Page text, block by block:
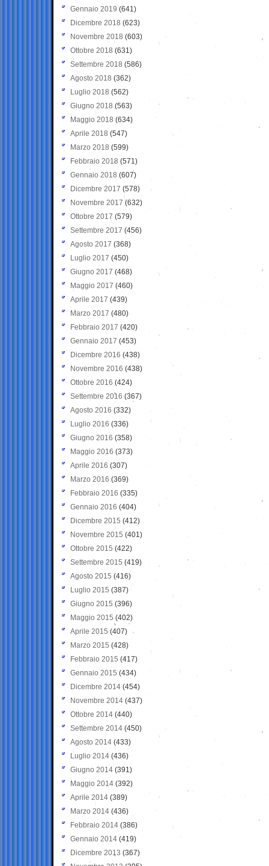
Gennaio 2019 (641)
Dicembre 2018 (623)
Novembre 2018 (603)
Ottobre 2018 (631)
Settembre 2018 (586)
Agosto 2018 (362)
Luglio 2018 (562)
Giugno 2018 (563)
Maggio 2018 (634)
Aprile 2018 (547)
Marzo 2018 (599)
Febbraio 2018 (571)
Gennaio 2018 (607)
Dicembre 2017 (578)
Novembre 2017 (632)
Ottobre 2017 (579)
Settembre 2017 (456)
Agosto 2017 (368)
Luglio 2017 (450)
Giugno 2017 (468)
Maggio 2017 (460)
Aprile 2017 (439)
Marzo 2017 (480)
Febbraio 2017 (420)
Gennaio 2017 (453)
Dicembre 2016 (438)
Novembre 2016 (438)
Ottobre 2016 (424)
Settembre 2016 (367)
Agosto 2016 (332)
Luglio 2016 (336)
Giugno 2016 (358)
Maggio 2016 (373)
Aprile 2016 (307)
Marzo 2016 (369)
Febbraio 2016 (335)
Gennaio 2016 (404)
Dicembre 2015 (412)
Novembre 2015 (401)
Ottobre 2015 (422)
Settembre 2015 (419)
Agosto 2015 (416)
Luglio 2015 (387)
Giugno 2015 (396)
Maggio 2015 (402)
Aprile 2015 (407)
Marzo 2015 (428)
Febbraio 2015 (417)
Gennaio 2015 (434)
Dicembre 2014 (454)
Novembre 2014 (437)
Ottobre 2014 (440)
Settembre 2014 (450)
Agosto 2014 (433)
Luglio 2014 (436)
Giugno 2014 (391)
Maggio 2014 (392)
Aprile 2014 (389)
Marzo 2014 (436)
Febbraio 2014 (386)
Gennaio 2014 (419)
Dicembre 2013 (367)